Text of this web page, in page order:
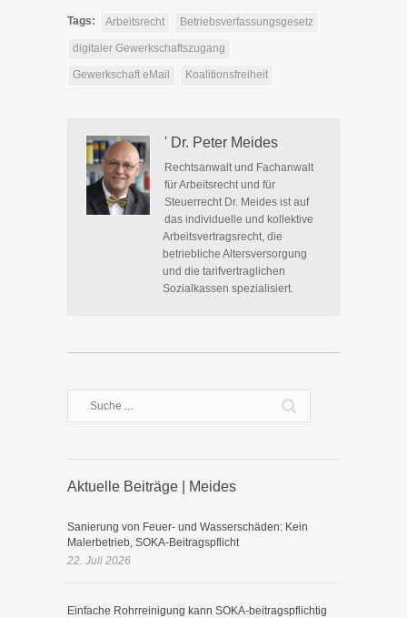
Tags: Arbeitsrecht Betriebsverfassungsgesetz
digitaler Gewerkschaftszugang
Gewerkschaft eMail Koalitionsfreiheit
' Dr. Peter Meides
Rechtsanwalt und Fachanwalt
für Arbeitsrecht und für
Steuerrecht Dr. Meides ist auf
das individuelle und kollektive
Arbeitsvertragsrecht, die
betriebliche Altersversorgung
und die tarifvertraglichen
Sozialkassen spezialisiert.
Aktuelle Beiträge | Meides
Sanierung von Feuer- und Wasserschäden: Kein
Malerbetrieb, SOKA-Beitragspflicht
22. Juli 2026
Einfache Rohrreinigung kann SOKA-beitragspflichtig